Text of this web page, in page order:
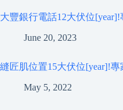
大豐銀行電話12大伏位
June 20, 2023
縫匠肌位置15大伏位[year]!
May 5, 2022